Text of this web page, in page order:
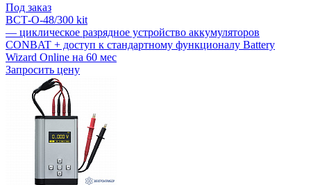
Под заказ
ВСТ-О-48/300 kit
— циклическое разрядное устройство аккумуляторов
CONBAT + доступ к стандартному функционалу Battery
Wizard Online на 60 мес
Запросить цену